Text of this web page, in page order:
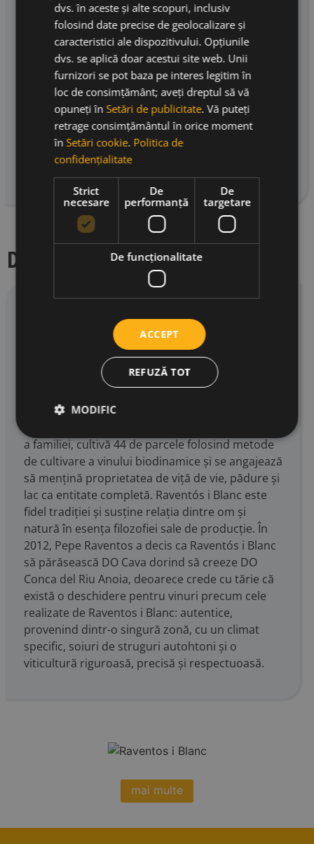
controlată, separând soiurile și tipurile de sol,
urmată de asamblare și a doua fermentare în
sticlă cu maturare minimă de 30 de luni cu
drojdia. Nu se adăugă lichior de expediție iar
data degorjării este indicată pe eticheta din
spate. Note de degustare – vinul ce exprimă cel
mai bine caracterul locului și stilul casei, cu un
melanj perfect intre caracterul oferit de
maturarea îndelungată pe drojdii, influențele
climatului mediteraneean și cele marin
Descriere producator
mai îndelungate tradiții viticole documentate din
lume. Ferma familiei în care vinurile sunt acum
produse aparține familiei Raventós din 1497.
Cinci secole în care lucrează 90 de hectare de
cu pământul de la o generație la alta. Astăzi,
a familiei, cultivă 44 de parcele folosind metode
de cultivare a vinului biodinamice și se angajează
să mențină proprietatea de viță de vie, pădure și
lac ca entitate completă. Raventós i Blanc este
fidel tradiției și susține relația dintre om și
natură în esența filozofiei sale de producție. În
2012, Pepe Raventos a decis ca Raventós i Blanc
să părăsească DO Cava dorind să creeze DO
Conca del Riu Anoia, deoarece crede cu tărie că
există o deschidere pentru vinuri precum cele
realizate de Raventos i Blanc: autentice,
provenind dintr-o singură zonă, cu un climat
specific, soiuri de struguri autohtoni și o
viticultură riguroasă, precisă și respectuoasă.
mai multe
dvs. în aceste și alte scopuri, inclusiv
folosind date precise de geolocalizare și
caracteristici ale dispozitivului. Opțiunile
dvs. se aplică doar acestui site web. Unii
furnizori se pot baza pe interes legitim în
loc de consimțământ; aveți dreptul să vă
opuneți în Setări de publicitate. Vă puteți
retrage consimțământul în orice moment
în Setări cookie. Politica de
confidențialitate
Strict
necesare
De
performanță
De
targetare
De funcţionalitate
ACCEPT
REFUZĂ TOT
MODIFIC